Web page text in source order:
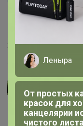
Цвет абрикос на
абрикос. Прям
20 ноября, 2025
На свой 42-44
приятная к телу
Леныра
От простых
красок для
канцелярии
чистого листа